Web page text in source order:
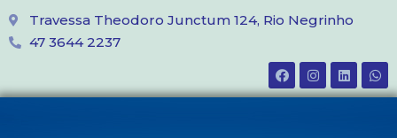
Travessa Theodoro Junctum 124, Rio Negrinho
47 3644 2237